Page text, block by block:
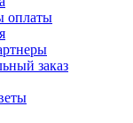
оплаты
заказ